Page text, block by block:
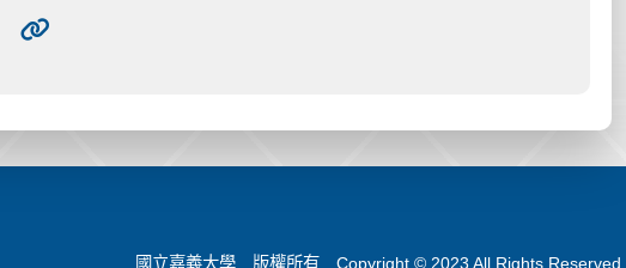
國立嘉義大學 版權所有 Copyright © 2023 All Rights Reserved.